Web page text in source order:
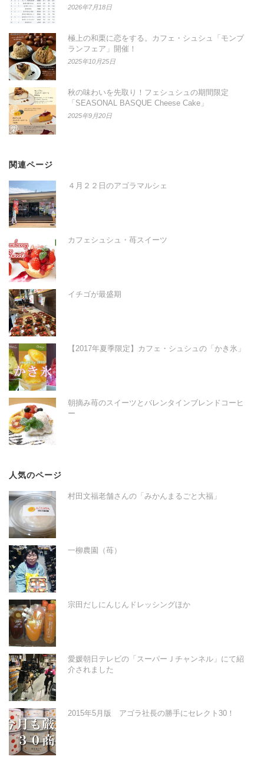
2026年7月18日
極上の和栗に恋をする。カフェ・シュシュ「モンブ
ランフェア」開催！
2025年10月25日
秋の味わいを先取り！フェシュシュの期間限定
「SEASONAL BASQUE Cheese Cake」
2025年9月20日
関連ページ
４月２２日のアゴラマルシェ
カフェシュシュ・苺スイーツ
イチゴが最盛期
【2017年夏季限定】カフェ・シュシュの「かき氷」
朝摘み苺のスイーツとバレンタインブレンドコーヒ
ー
人気のページ
村田文福老舗さんの「みかんまるごと大福」
一柳農園（苺）
宗田だしにんじんドレッシングほか
愛媛朝日テレビの「スーパーＪチャンネル」にて紹
介されました
2015年5月版 アゴラ社長の勝手にセレクト30！